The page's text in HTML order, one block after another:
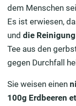
dem Menschen
Es ist erwiesen,
und die
Tee aus den
gegen Durchfall
Sie weisen einen
100g Erdbeeren